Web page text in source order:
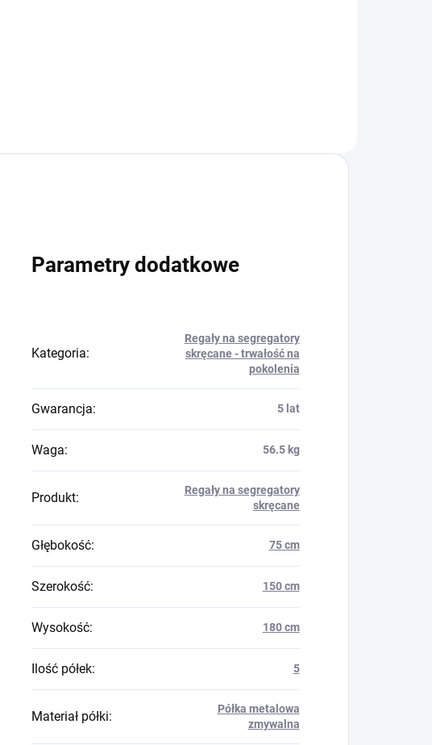
Parametry dodatkowe
Kategoria:
Regały na segregatory
skręcane - trwałość na
pokolenia
Gwarancja: 5 lat
Waga: 56.5 kg
Produkt:
Regały na segregatory
skręcane
Głębokość: 75 cm
Szerokość: 150 cm
Wysokość: 180 cm
Ilość półek: 5
Materiał półki:
Półka metalowa
zmywalna